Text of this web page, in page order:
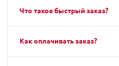
Что такое быстрый заказ?
Как оплачивать заказ?